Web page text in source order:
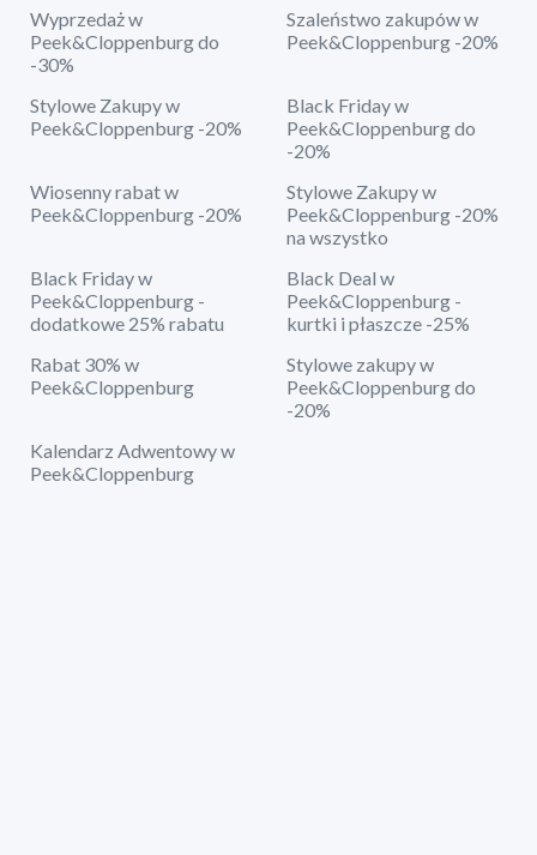
Wyprzedaż w
Peek&Cloppenburg do
-30%
Szaleństwo zakupów w
Peek&Cloppenburg -20%
Stylowe Zakupy w
Peek&Cloppenburg -20%
Black Friday w
Peek&Cloppenburg do
-20%
Wiosenny rabat w
Peek&Cloppenburg -20%
Stylowe Zakupy w
Peek&Cloppenburg -20%
na wszystko
Black Friday w
Peek&Cloppenburg -
dodatkowe 25% rabatu
Black Deal w
Peek&Cloppenburg -
kurtki i płaszcze -25%
Rabat 30% w
Peek&Cloppenburg
Stylowe zakupy w
Peek&Cloppenburg do
-20%
Kalendarz Adwentowy w
Peek&Cloppenburg